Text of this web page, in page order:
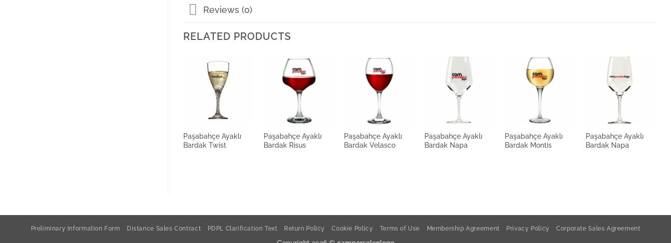
Reviews (0)
RELATED PRODUCTS
Paşabahçe Ayaklı
Bardak Twist
Paşabahçe Ayaklı
Bardak Risus
Paşabahçe Ayaklı
Bardak Velasco
Paşabahçe Ayaklı
Bardak Napa
Paşabahçe Ayaklı
Bardak Montis
Paşabahçe Ayaklı
Bardak Napa
Preliminary Information Form Distance Sales Contract PDPL Clarification Text Return Policy Cookie Policy Terms of Use Membership Agreement Privacy Policy Corporate Sales Agreement